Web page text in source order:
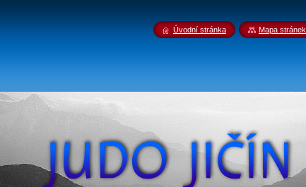
Úvodní stránka Mapa stránek